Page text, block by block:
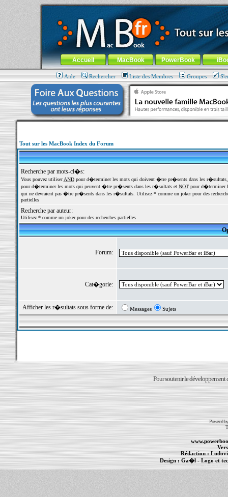
MacBook-fr.com : 100% Apple... 100% nomade !
Aller au contenu-Aller au menu général-Aller au menu de
Menu général
Accueil MacBook PowerBook
Aide Rechercher Liste des Membres Groupes
Tout sur les MacBook Index du Forum
Recherche par mots-cl�s:
Vous pouvez utiliserANDpour d�terminer les mots qui doivent �tre pr�sents dans les
pour d�terminer les mots qui peuvent �tre pr�sents dans les r�sultats et NOTpour d�terminer
qui ne devraient pas �tre pr�sents dans les r�sultats. Utilisez * comme un joker pour des
partielles
Recherche par auteur:
Utilisez * comme un joker pour des recherches partielles
Forum:
Cat�gorie:
Afficher les r�sultats sous forme de: Messages Sujets
Pour soutenir le développement
Powered
Rédaction :
Design : Ga�l- Logo et